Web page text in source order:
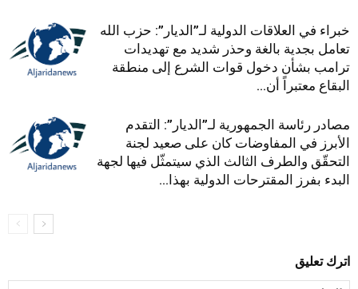
خبراء في العلاقات الدولية لـ”الديار”: حزب الله
تعامل بجدية بالغة وحذر شديد مع تهديدات
ترامب بشأن دخول قوات الشرع إلى منطقة
البقاع معتبراً أن...
مصادر رئاسة الجمهورية لـ”الديار”: التقدم
الأبرز في المفاوضات كان على صعيد لجنة
التحقّق والطرف الثالث الذي سيتمثّل فيها لجهة
البدء بفرز المقترحات الدولية بهذا...
اترك تعليق